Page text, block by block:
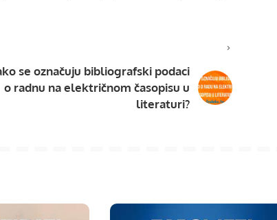
se označuju bibliografski podaci
o radnu na električnom časopisu u
literaturi?